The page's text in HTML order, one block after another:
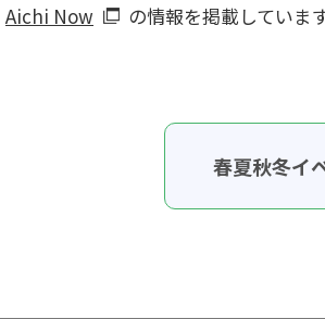
Aichi Now の情報を掲載しています
春夏秋冬イ